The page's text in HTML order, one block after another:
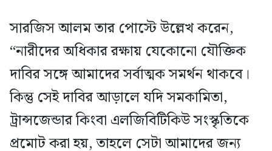
সারজিস আলম তার পোস্টে উল্লেখ করেন,
“নারীদের অধিকার রক্ষায় যেকোনো যৌক্তিক
দাবির সঙ্গে আমাদের সর্বাত্মক সমর্থন থাকবে।
কিন্তু সেই দাবির আড়ালে যদি সমকামিতা,
ট্রান্সজেন্ডার কিংবা এলজিবিটিকিউ সংস্কৃতিকে
প্রমোট করা হয়, তাহলে সেটা আমাদের জন্য